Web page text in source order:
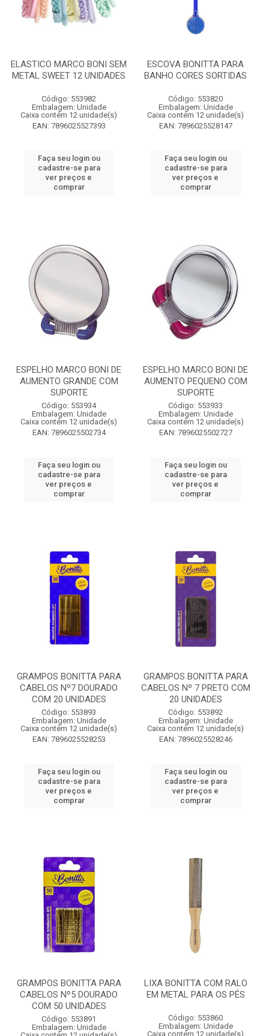
ELASTICO MARCO BONI SEM
METAL SWEET 12 UNIDADES
Código: 553982
Embalagem: Unidade
Caixa contém 12 unidade(s)
EAN: 7896025527393
Faça seu login ou
cadastre-se para
ver preços e
comprar
ESCOVA BONITTA PARA
BANHO CORES SORTIDAS
Código: 553820
Embalagem: Unidade
Caixa contém 12 unidade(s)
EAN: 7896025528147
Faça seu login ou
cadastre-se para
ver preços e
comprar
ESPELHO MARCO BONI DE
AUMENTO GRANDE COM
SUPORTE
Código: 553934
Embalagem: Unidade
Caixa contém 12 unidade(s)
EAN: 7896025502734
Faça seu login ou
cadastre-se para
ver preços e
comprar
ESPELHO MARCO BONI DE
AUMENTO PEQUENO COM
SUPORTE
Código: 553933
Embalagem: Unidade
Caixa contém 12 unidade(s)
EAN: 7896025502727
Faça seu login ou
cadastre-se para
ver preços e
comprar
GRAMPOS BONITTA PARA
CABELOS Nº7 DOURADO
COM 20 UNIDADES
Código: 553893
Embalagem: Unidade
Caixa contém 12 unidade(s)
EAN: 7896025528253
Faça seu login ou
cadastre-se para
ver preços e
comprar
GRAMPOS BONITTA PARA
CABELOS Nº 7 PRETO COM
20 UNIDADES
Código: 553892
Embalagem: Unidade
Caixa contém 12 unidade(s)
EAN: 7896025528246
Faça seu login ou
cadastre-se para
ver preços e
comprar
GRAMPOS BONITTA PARA
CABELOS Nº5 DOURADO
COM 50 UNIDADES
Código: 553891
Embalagem: Unidade
LIXA BONITTA COM RALO
EM METAL PARA OS PÉS
Código: 553860
Embalagem: Unidade
Caixa contém 12 unidade(s)